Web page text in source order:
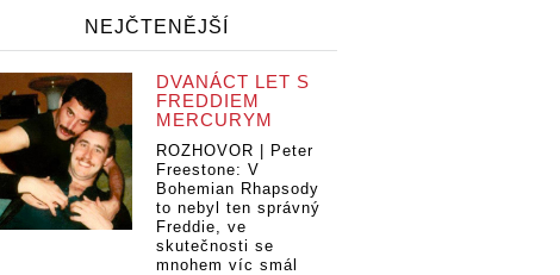
NEJČTENĚJŠÍ
DVANÁCT LET S
FREDDIEM
MERCURYM
ROZHOVOR | Peter
Freestone: V
Bohemian Rhapsody
to nebyl ten správný
Freddie, ve
skutečnosti se
mnohem víc smál